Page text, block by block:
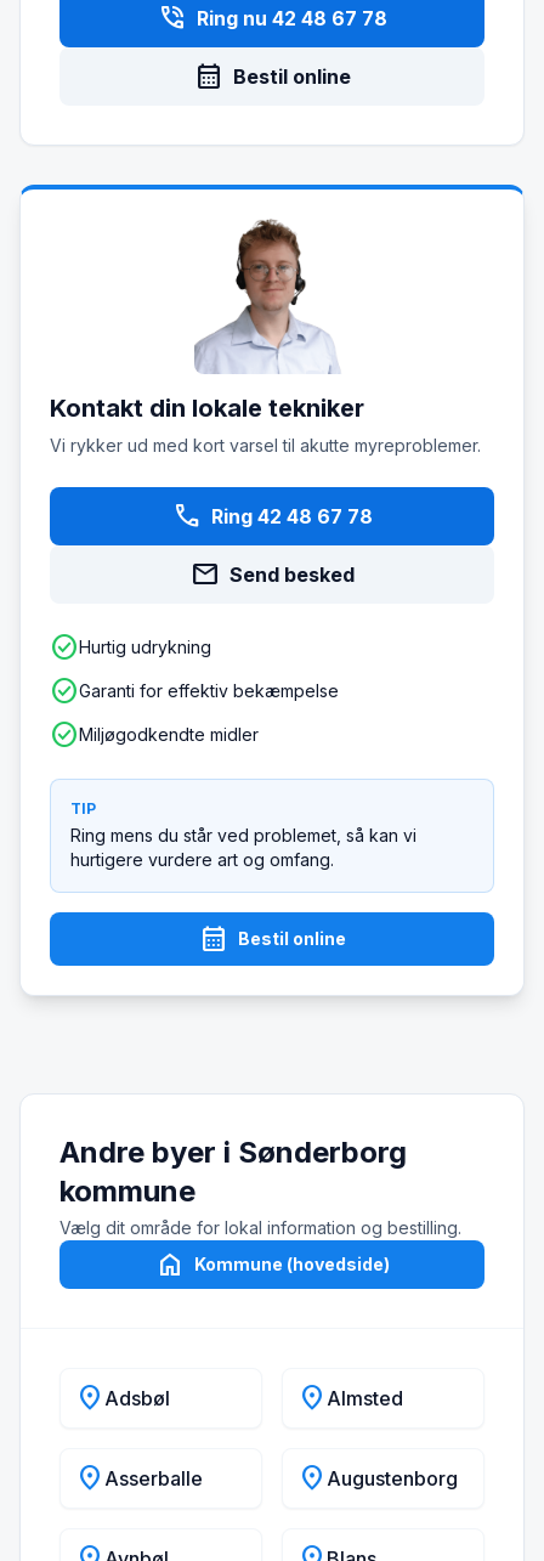
phone_in_talk Ring nu 42 48 67 78
calendar_month Bestil online
Kontakt din lokale tekniker
Vi rykker ud med kort varsel til akutte myreproblemer.
phone Ring 42 48 67 78
mail Send besked
check_circleHurtig udrykning
check_circleGaranti for effektiv bekæmpelse
check_circleMiljøgodkendte midler
TIP
Ring mens du står ved problemet, så kan vi
hurtigere vurdere art og omfang.
calendar_month Bestil online
Andre byer i Sønderborg
kommune
Vælg dit område for lokal information og bestilling.
home Kommune (hovedside)
location_on Adsbøl location_on Almsted
location_on Asserballe location_on Augustenborg